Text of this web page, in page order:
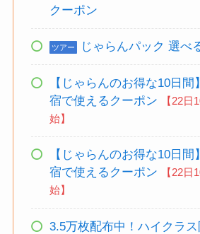
クーポン
ツアー じゃらんパック 選べ
【じゃらんのお得な10日
宿で使えるクーポン
【22
始】
【じゃらんのお得な10日
宿で使えるクーポン
【22
始】
3.5万枚配布中！ハイクラ